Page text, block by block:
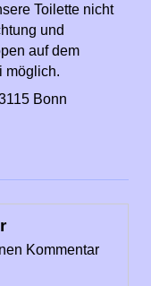
Toilette nicht
und
auf dem
möglich.
Bonn
Kommentar